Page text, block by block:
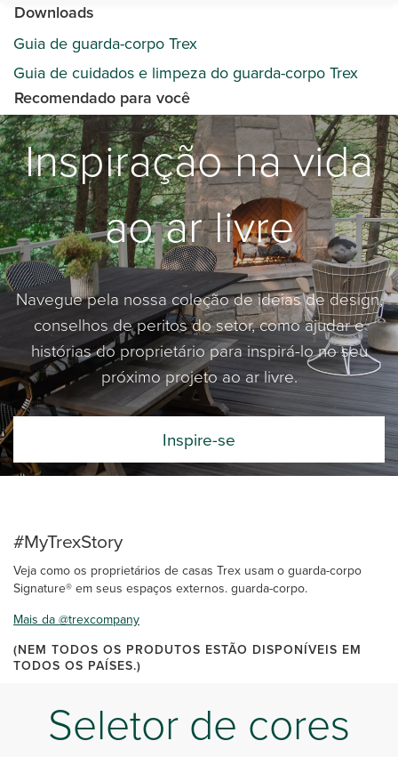
Downloads
Guia de guarda-corpo Trex
Guia de cuidados e limpeza do guarda-corpo Trex
Recomendado para você
Inspiração na vida
ao ar livre
Navegue pela nossa coleção de ideias de design,
conselhos de peritos do setor, como ajudar e
histórias do proprietário para inspirá-lo no seu
próximo projeto ao ar livre.
Inspire-se
#MyTrexStory
Veja como os proprietários de casas Trex usam o guarda-corpo
Signature® em seus espaços externos. guarda-corpo.
Mais da @trexcompany
(NEM TODOS OS PRODUTOS ESTÃO DISPONÍVEIS EM
TODOS OS PAÍSES.)
Seletor de cores